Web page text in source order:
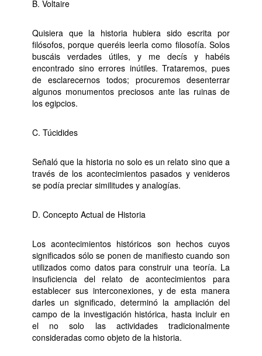
B. Voltaire
Quisiera que la historia hubiera sido escrita por
filósofos, porque queréis leerla como filosofía. Solos
buscáis verdades útiles, y me decís y habéis
encontrado sino errores inútiles. Trataremos, pues
de esclarecernos todos; procuremos desenterrar
algunos monumentos preciosos ante las ruinas de
los egipcios.
C. Túcidides
Señaló que la historia no solo es un relato sino que a
través de los acontecimientos pasados y venideros
se podía preciar similitudes y analogías.
D. Concepto Actual de Historia
Los acontecimientos históricos son hechos cuyos
significados sólo se ponen de manifiesto cuando son
utilizados como datos para construir una teoría. La
insuficiencia del relato de acontecimientos para
establecer sus interconexiones, y de esta manera
darles un significado, determinó la ampliación del
campo de la investigación histórica, hasta incluir en
el no solo las actividades tradicionalmente
consideradas como objeto de la historia.